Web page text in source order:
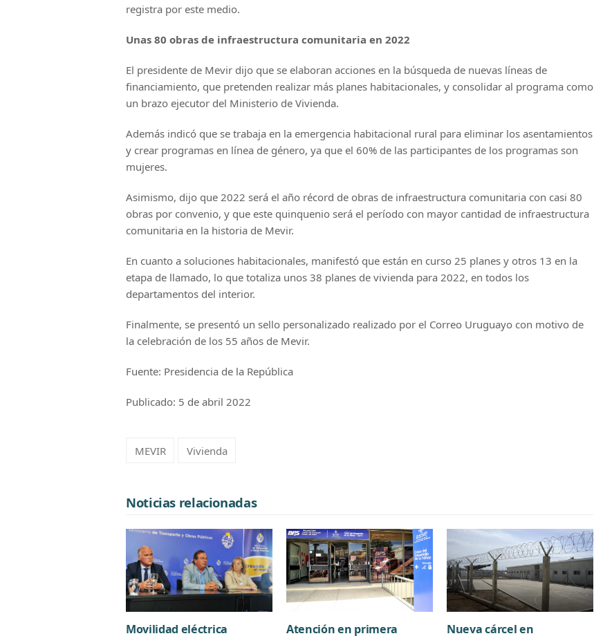
registra por este medio.
Unas 80 obras de infraestructura comunitaria en 2022
El presidente de Mevir dijo que se elaboran acciones en la búsqueda de nuevas líneas de
financiamiento, que pretenden realizar más planes habitacionales, y consolidar al programa como
un brazo ejecutor del Ministerio de Vivienda.
Además indicó que se trabaja en la emergencia habitacional rural para eliminar los asentamientos
y crear programas en línea de género, ya que el 60% de las participantes de los programas son
mujeres.
Asimismo, dijo que 2022 será el año récord de obras de infraestructura comunitaria con casi 80
obras por convenio, y que este quinquenio será el período con mayor cantidad de infraestructura
comunitaria en la historia de Mevir.
En cuanto a soluciones habitacionales, manifestó que están en curso 25 planes y otros 13 en la
etapa de llamado, lo que totaliza unos 38 planes de vivienda para 2022, en todos los
departamentos del interior.
Finalmente, se presentó un sello personalizado realizado por el Correo Uruguayo con motivo de
la celebración de los 55 años de Mevir.
Fuente: Presidencia de la República
Publicado: 5 de abril 2022
MEVIR Vivienda
Noticias relacionadas
Movilidad eléctrica
Atención en primera
Nueva cárcel en